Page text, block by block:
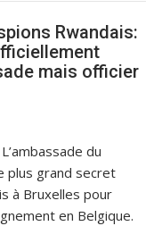
Rwandais:
mais officier
L’ambassade du
plus grand secret
à Bruxelles pour
en Belgique.